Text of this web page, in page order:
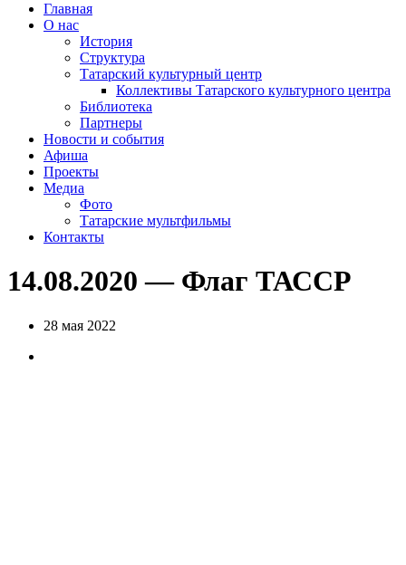
Главная
О нас
История
Структура
Татарский культурный центр
Коллективы Татарского культурного центра
Библиотека
Партнеры
Новости и события
Афиша
Проекты
Медиа
Фото
Татарские мультфильмы
Контакты
14.08.2020 — Флаг ТАССР
28 мая 2022